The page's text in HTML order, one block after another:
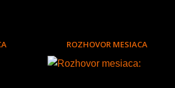
ROZHOVOR MESIACA